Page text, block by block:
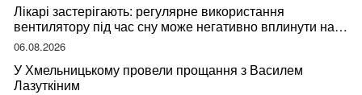
Лікарі застерігають: регулярне використання
вентилятору під час сну може негативно вплинути на
ваше здоров’я
06.08.2026
У Хмельницькому провели прощання з Василем
Лазуткіним